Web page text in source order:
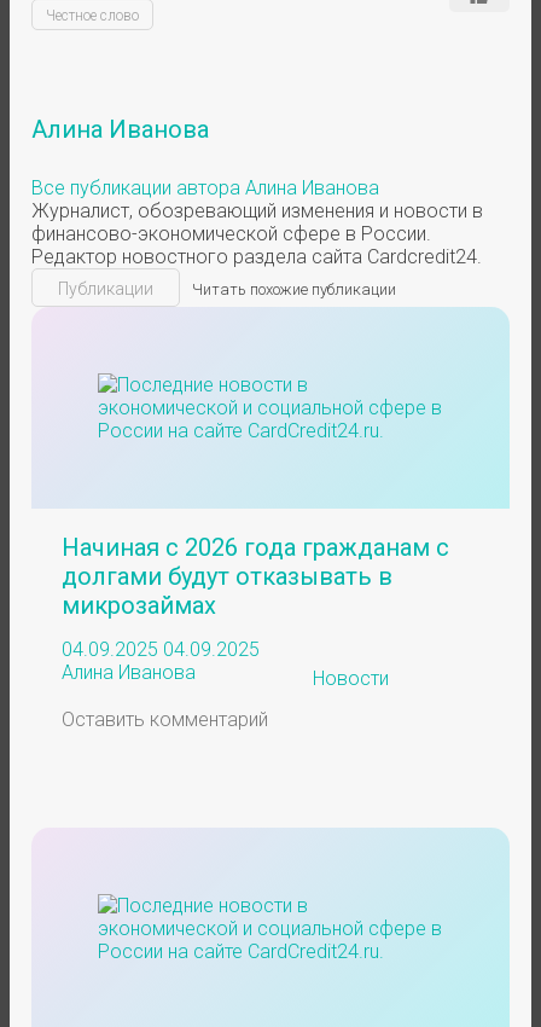
Честное слово
Алина Иванова
Все публикации автора Алина Иванова
Журналист, обозревающий изменения и новости в
финансово-экономической сфере в России.
Редактор новостного раздела сайта Cardcredit24.
Публикации Читать похожие публикации
Начиная с 2026 года гражданам с
долгами будут отказывать в
микрозаймах
04.09.2025 04.09.2025
Алина Иванова
Новости
Оставить комментарий